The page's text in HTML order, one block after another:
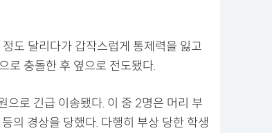
도 달리다가 갑작스럽게 통제력을 잃고
로 충돌한 후 옆으로 전도됐다.
으로 긴급 이송됐다. 이 중 2명은 머리 부
의 경상을 당했다. 다행히 부상 당한 학생